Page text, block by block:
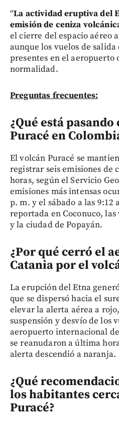
“La actividad eruptiva del
emisión de ceniza
el cierre del espacio aéreo
aunque los vuelos de salida
presentes en el aeropuerto
normalidad.
Preguntas frecuentes:
¿Qué está
Puracé en
El volcán Puracé se
registrar seis emisiones de
horas, según el Servicio
emisiones más intensas
p. m. y el sábado a las 9:12
reportada en Coconuco,
y la ciudad de Popayán.
¿Por qué cerró el
Catania por el
La erupción del Etna
que se dispersó hacia el
elevar la alerta aérea a
suspensión y desvío de los
aeropuerto internacional
se reanudaron a última
alerta descendió a naranja.
¿Qué
los habitantes
Puracé?